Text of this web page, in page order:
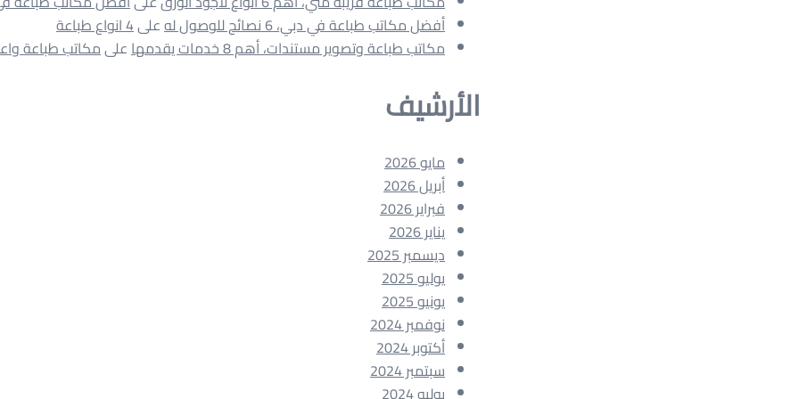
أفضل مكاتب طباعة في دبي، 6 نصائح للوصول له
على4 انواع طباعة
مكاتب طباعة وتصوير مستندات، أهم 8 خدمات يقدمها
علىمكاتب طباعة
الأرشيف
مايو 2026
أبريل 2026
فبراير 2026
يناير 2026
ديسمبر 2025
يوليو 2025
يونيو 2025
نوفمبر 2024
أكتوبر 2024
سبتمبر 2024
يوليو 2024